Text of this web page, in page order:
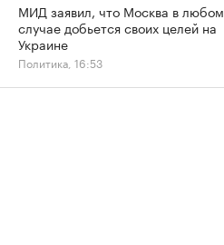
МИД заявил, что Москва в любом
случае добьется своих целей на
Украине
Политика, 16:53